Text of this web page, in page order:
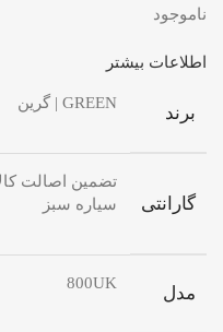
ناموجود
اطلاعات بیشتر
برند GREEN | گرین
گارانتی
تضمین اصالت
سیاره سبز
مدل 800UK